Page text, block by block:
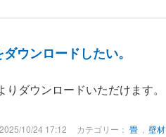
ウンロードしたい。
ダウンロードいただけます。
10/24 17:12 カテゴリー： 畳, 壁